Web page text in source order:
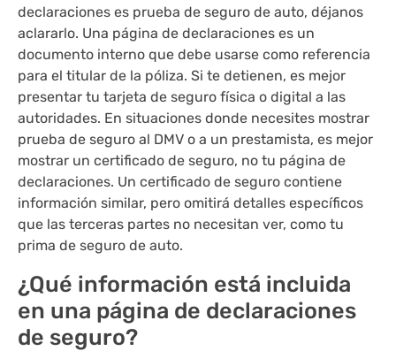
declaraciones es prueba de seguro de auto, déjanos
aclararlo. Una página de declaraciones es un
documento interno que debe usarse como referencia
para el titular de la póliza. Si te detienen, es mejor
presentar tu tarjeta de seguro física o digital a las
autoridades. En situaciones donde necesites mostrar
prueba de seguro al DMV o a un prestamista, es mejor
mostrar un certificado de seguro, no tu página de
declaraciones. Un certificado de seguro contiene
información similar, pero omitirá detalles específicos
que las terceras partes no necesitan ver, como tu
prima de seguro de auto.
¿Qué información está incluida
en una página de declaraciones
de seguro?